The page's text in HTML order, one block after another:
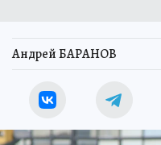
Андрей БАРАНОВ